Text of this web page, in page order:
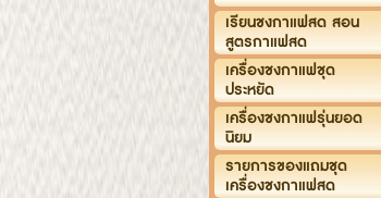
เรียนชงกาแฟสด สอน
สูตรกาแฟสด
เครื่องชงกาแฟชุด
ประหยัด
เครื่องชงกาแฟรุ่นยอด
นิยม
รายการของแถมชุด
เครื่องชงกาแฟสด